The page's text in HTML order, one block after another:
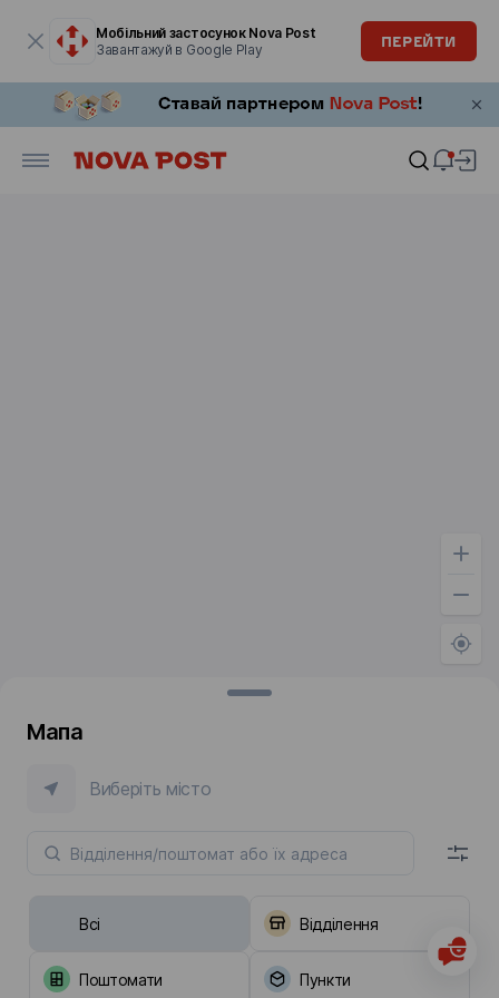
Мобільний застосунок Nova Post
Завантажуй в Google Play
ПЕРЕЙТИ
Мапа
Виберіть місто
Всі Відділення
Поштомати Пункти